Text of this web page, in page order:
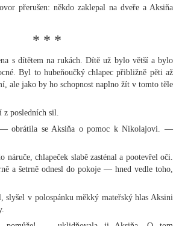
přerušen: někdo zaklepal na dveře a Aksiňa
* * *
s dítětem na rukách. Dítě už bylo větší a bylo
Byl to hubeňoučký chlapec přibližně pěti až
ale jako by ho schopnost naplno žít v tomto těle
z posledních sil.
obrátila se Aksiňa o pomoc k Nikolajovi. —
chlapeček slabě zasténal a pootevřel oči.
a šetrně odnesl do pokoje — hned vedle toho,
v polospánku měkký mateřský hlas Aksini